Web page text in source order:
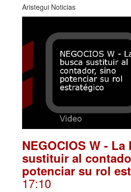
Aristegui Noticias
NEGOCIOS W -
sustituir al
potenciar su rol
17:10